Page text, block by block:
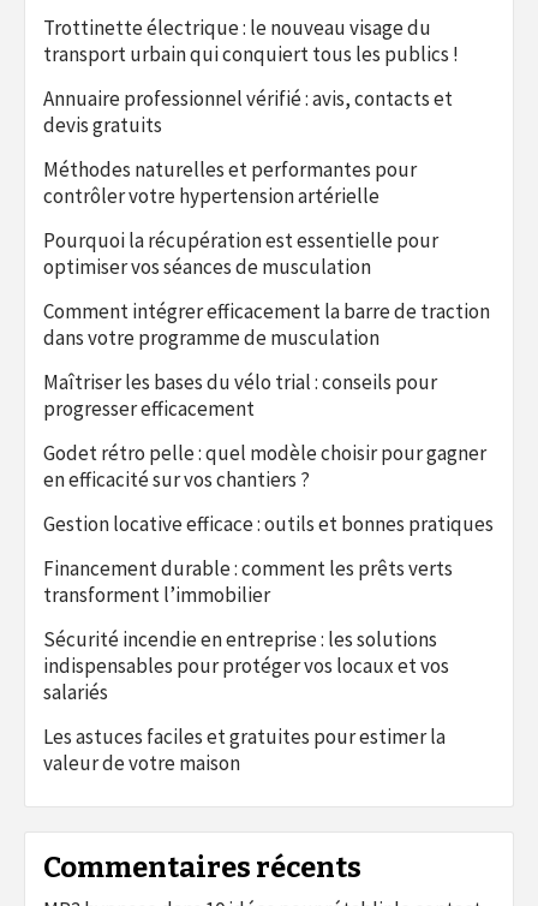
Trottinette électrique : le nouveau visage du
transport urbain qui conquiert tous les publics !
Annuaire professionnel vérifié : avis, contacts et
devis gratuits
Méthodes naturelles et performantes pour
contrôler votre hypertension artérielle
Pourquoi la récupération est essentielle pour
optimiser vos séances de musculation
Comment intégrer efficacement la barre de traction
dans votre programme de musculation
Maîtriser les bases du vélo trial : conseils pour
progresser efficacement
Godet rétro pelle : quel modèle choisir pour gagner
en efficacité sur vos chantiers ?
Gestion locative efficace : outils et bonnes pratiques
Financement durable : comment les prêts verts
transforment l’immobilier
Sécurité incendie en entreprise : les solutions
indispensables pour protéger vos locaux et vos
salariés
Les astuces faciles et gratuites pour estimer la
valeur de votre maison
Commentaires récents